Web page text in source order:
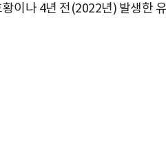
이나 4년 전(2022년) 발생한